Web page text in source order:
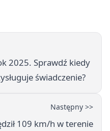
2025. Sprawdź kiedy
świadczenie?
Następny >>
109 km/h w terenie